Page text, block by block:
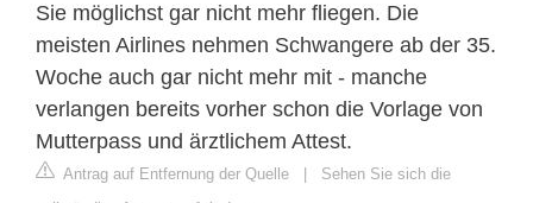
Sie möglichst gar nicht mehr fliegen. Die
meisten Airlines nehmen Schwangere ab der 35.
Woche auch gar nicht mehr mit - manche
verlangen bereits vorher schon die Vorlage von
Mutterpass und ärztlichem Attest.
Antrag auf Entfernung der Quelle
Sehen Sie sich die